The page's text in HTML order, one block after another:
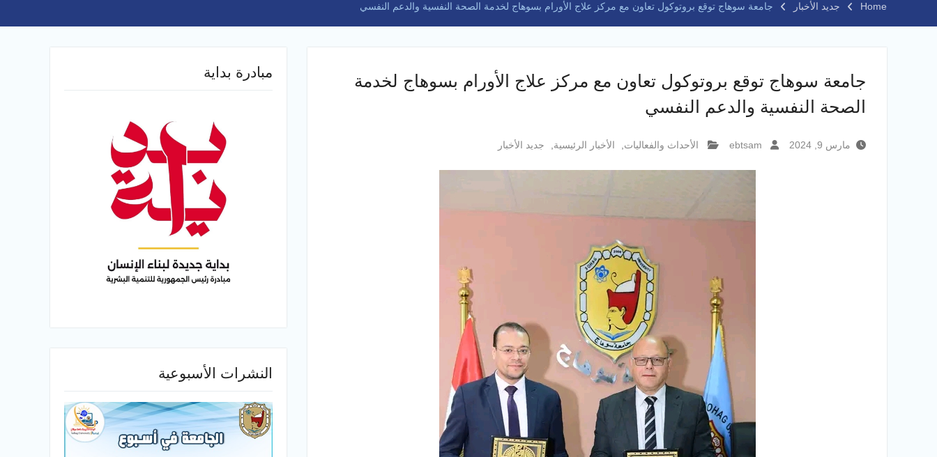
جامعة سوهاج تفتح أبوابها لطلاب الثانوية العامة
Home جديد الأخبار جامعة سوهاج توقع بروتوكول تعاون مع مركز علاج الأورام بسوهاج لخدمة الصحة النفسية والدعم النفسي
جامعة سوهاج توقع بروتوكول تعاون مع مركز علاج الأورام بسوهاج لخدمة
الصحة النفسية والدعم النفسي
مارس 9, 2024 ebtsam الأحداث والفعاليات الأخبار الرئيسية جديد الأخبار
مبادرة بداية
النشرات الأسبوعية